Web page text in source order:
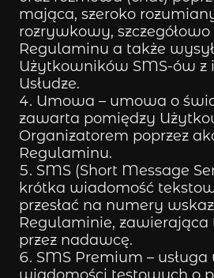
mająca, szeroko
rozrywkowy,
Regulaminu a także
Użytkowników SMS-ów z
Usłudze.
Umowa – umowa o
zawarta pomiędzy
Organizatorem poprzez
Regulaminu.
SMS (Short Message
krótka wiadomość
przesłać na numery
Regulaminie, zawierająca
przez nadawcę.
SMS Premium –